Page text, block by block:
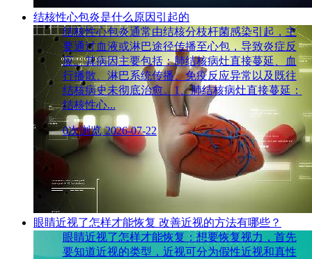
结核性心包炎是什么原因引起的
结核性心包炎通常由结核分枝杆菌感染引起，主
要通过血液或淋巴途径传播至心包，导致炎症反
应。其病因主要包括：肺结核病灶直接蔓延、血
行播散、淋巴系统传播、免疫反应异常以及既往
结核病史未彻底治愈。1、肺结核病灶直接蔓延：
结核性心...
0次浏览 2026-07-22
眼睛近视了怎样才能恢复 改善近视的方法有哪些？
眼睛近视了怎样才能恢复：想要恢复视力，首先
要知道近视的类型，近视可分为假性近视和真性